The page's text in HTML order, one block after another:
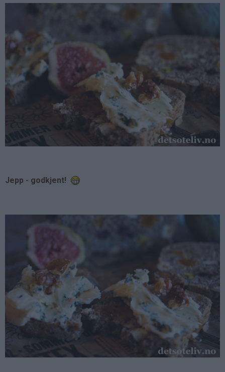
Jepp - godkjent!